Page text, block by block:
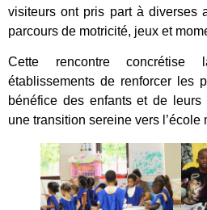
visiteurs ont pris part à diverses
parcours de motricité, jeux et
Cette rencontre
établissements de renforcer les
bénéfice des enfants et de
une transition sereine vers l’école